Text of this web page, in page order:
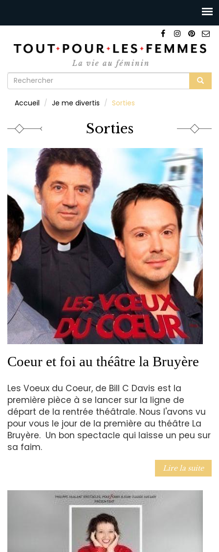
Formulaire
recherche
Accueil Je me divertis Sorties
Sorties
Coeur et foi au théâtre la Bruyère
Les Voeux du Coeur, de Bill C Davis est la
première pièce à se lancer sur la ligne de
départ de la rentrée théâtrale. Nous l'avons vu
pour vous le jour de la première au théâtre La
Bruyère. Un bon spectacle qui laisse un peu sur
sa faim.
Lire la suite